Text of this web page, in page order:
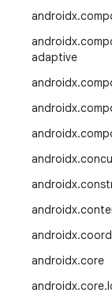
androidx.
androidx.
adaptive
androidx.
androidx.
androidx.
androidx.
androidx.
androidx.
androidx.
androidx.core
androidx.core.